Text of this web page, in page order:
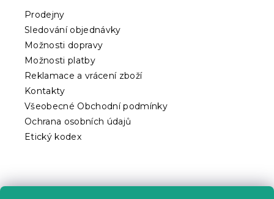
Prodejny
Sledování objednávky
Možnosti dopravy
Možnosti platby
Reklamace a vrácení zboží
Kontakty
Všeobecné Obchodní podmínky
Ochrana osobních údajů
Etický kodex